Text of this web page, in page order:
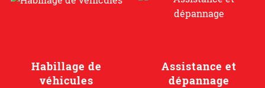
Habillage de
véhicules
Assistance et
dépannage